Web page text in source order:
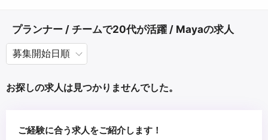
プランナー / チームで20代が活躍 / Mayaの求人
お探しの求人は見つかりませんでした。
ご経験に合う求人をご紹介します！